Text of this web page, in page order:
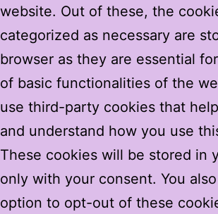
website. Out of these, the
categorized as necessary are
browser as they are essential
of basic functionalities of the
use third-party cookies that
and understand how you use
These cookies will be stored in
only with your consent. You
option to opt-out of these